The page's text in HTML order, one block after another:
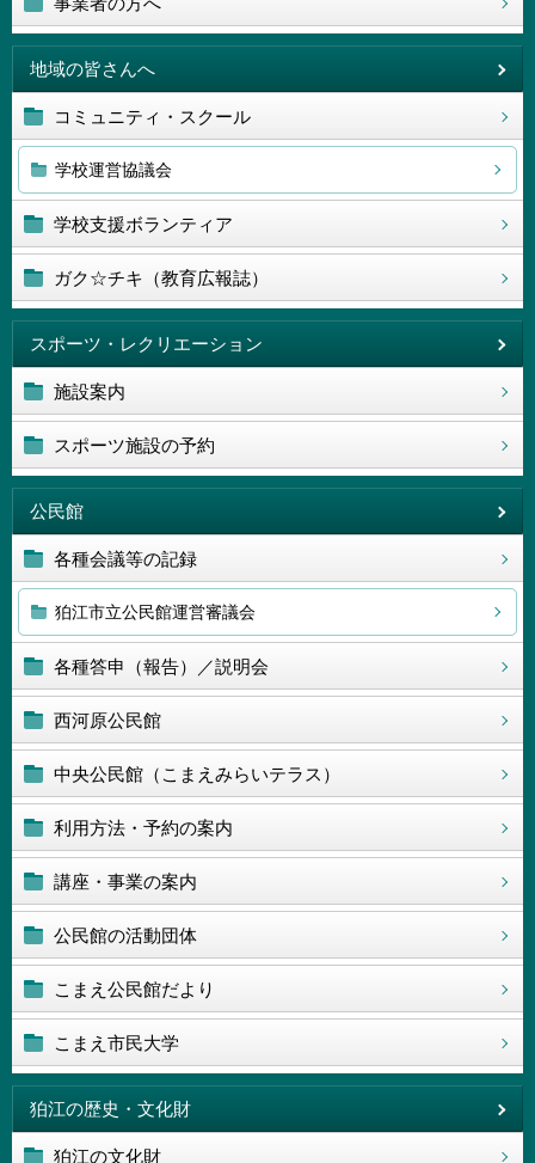
地域の皆さんへ
コミュニティ・スクール
学校運営協議会
学校支援ボランティア
ガク☆チキ（教育広報誌）
スポーツ・レクリエーション
施設案内
スポーツ施設の予約
公民館
各種会議等の記録
狛江市立公民館運営審議会
各種答申（報告）／説明会
西河原公民館
中央公民館（こまえみらいテラス）
利用方法・予約の案内
講座・事業の案内
公民館の活動団体
こまえ公民館だより
こまえ市民大学
狛江の歴史・文化財
狛江の文化財